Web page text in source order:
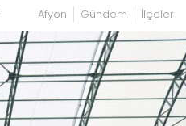
Afyon Gündem İlçeler